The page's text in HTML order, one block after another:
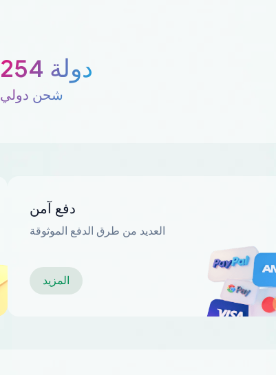
254 دولة
شحن دولي
دفع آمن
العديد من طرق الدفع الموثوقة
المزيد